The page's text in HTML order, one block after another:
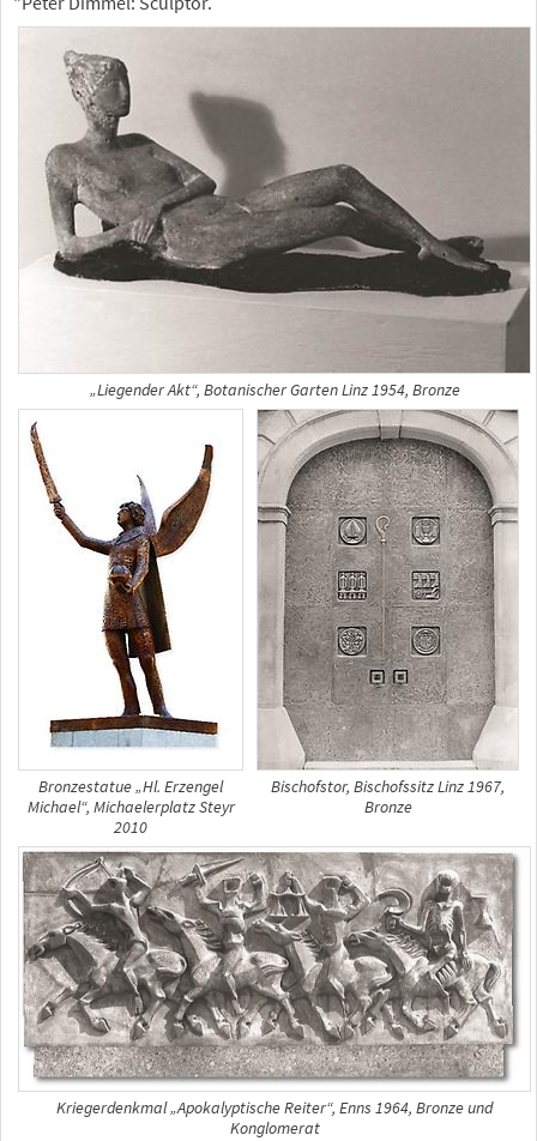
„Liegender Akt“, Botanischer Garten Linz 1954, Bronze
Bronzestatue „Hl. Erzengel
Michael“, Michaelerplatz Steyr
2010
Bischofstor, Bischofssitz Linz 1967,
Bronze
Kriegerdenkmal „Apokalyptische Reiter“, Enns 1964, Bronze und
Konglomerat